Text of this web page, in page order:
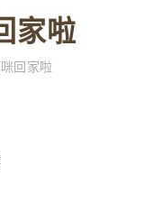
家啦
回家啦